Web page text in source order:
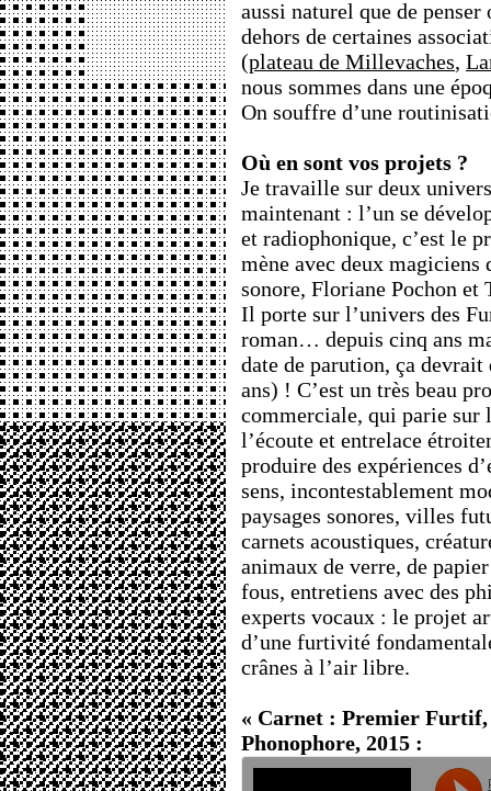
aussi naturel que de
dehors de certaines
(plateau de Millevaches,
nous sommes dans une
On souffre d’une
Où en sont vos projets ?
Je travaille sur deux
maintenant : l’un se
et radiophonique, c’est le
mène avec deux
sonore, Floriane Pochon et
Il porte sur l’univers des
roman… depuis cinq ans
date de parution, ça
ans) ! C’est un très beau
commerciale, qui parie sur
l’écoute et entrelace
produire des expériences
sens, incontestablement
paysages sonores, villes
carnets acoustiques,
animaux de verre, de
fous, entretiens avec des
experts vocaux : le projet
d’une furtivité
crânes à l’air libre.
« Carnet : Premier Furtif,
Phonophore, 2015 :